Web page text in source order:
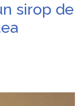
sirop de